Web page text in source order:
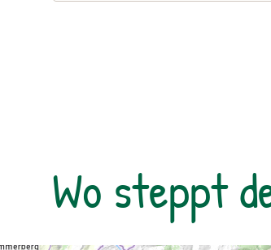
Kleinkirchheim. Dabei legen wir
von 13 km bei 470 m im
m im Abstieg zurück.
Wo steppt